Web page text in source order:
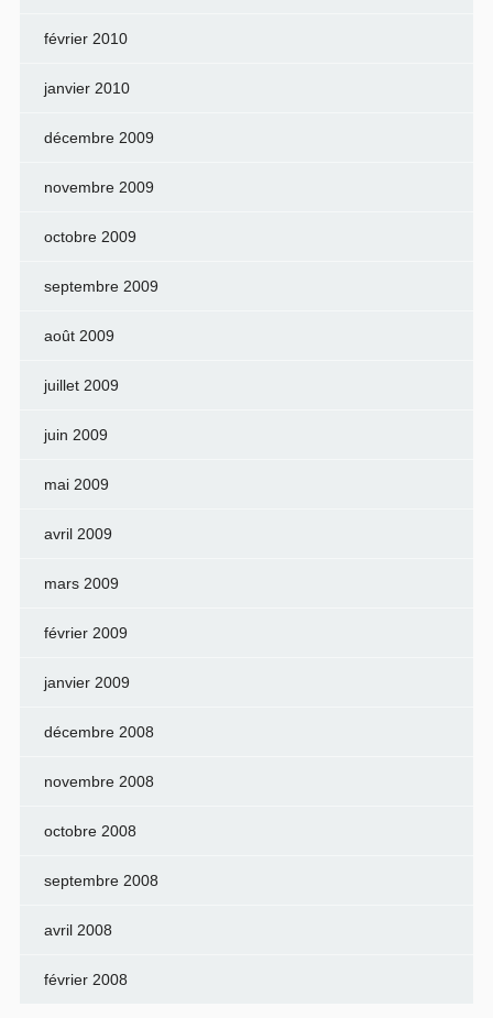
février 2010
janvier 2010
décembre 2009
novembre 2009
octobre 2009
septembre 2009
août 2009
juillet 2009
juin 2009
mai 2009
avril 2009
mars 2009
février 2009
janvier 2009
décembre 2008
novembre 2008
octobre 2008
septembre 2008
avril 2008
février 2008